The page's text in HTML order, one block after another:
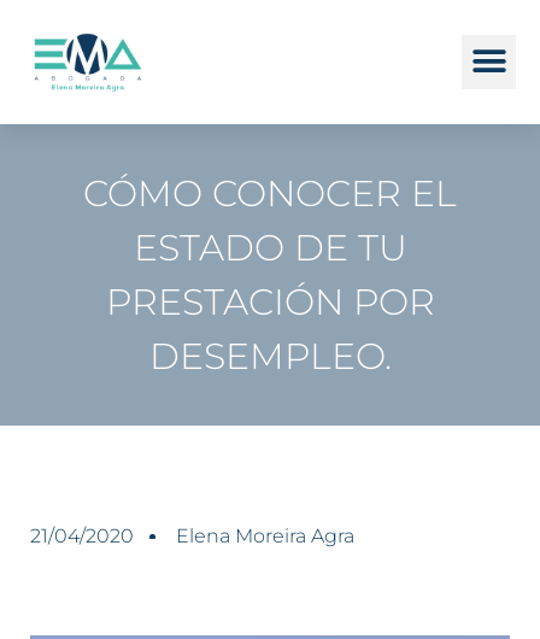
CÓMO CONOCER EL
ESTADO DE TU
PRESTACIÓN POR
DESEMPLEO.
21/04/2020 Elena Moreira Agra